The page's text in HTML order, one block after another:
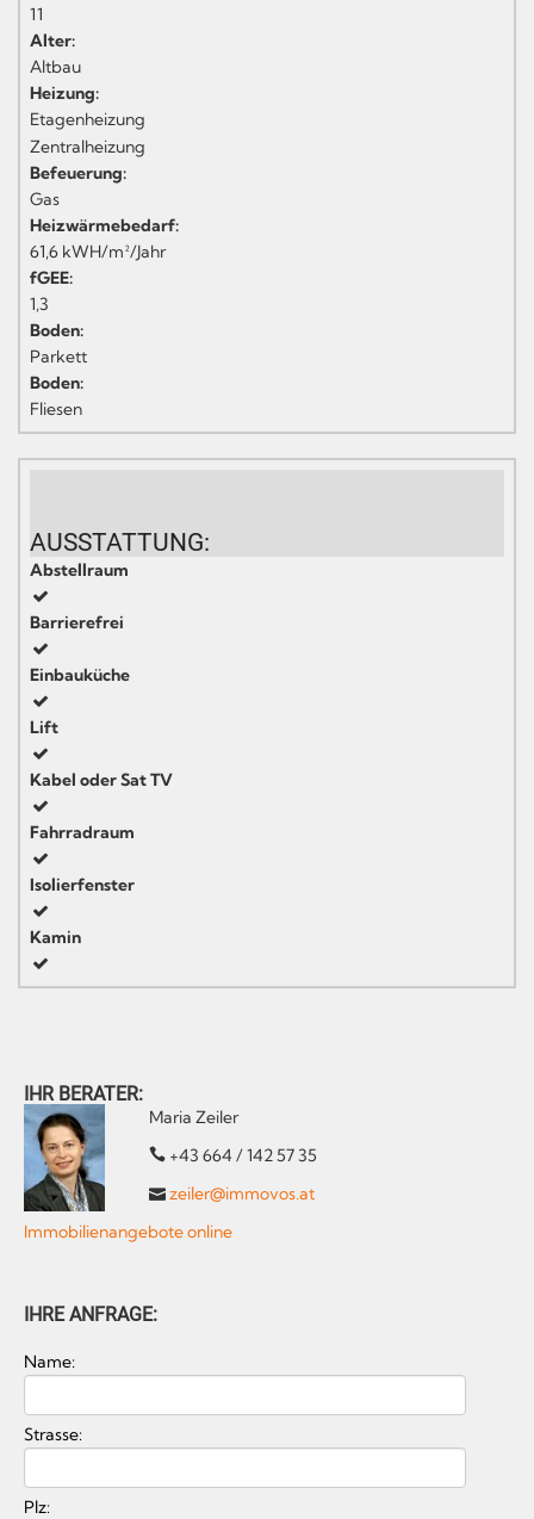
11
Alter:
Altbau
Heizung:
Etagenheizung
Zentralheizung
Befeuerung:
Gas
Heizwärmebedarf:
61,6 kWH/m²/Jahr
fGEE:
1,3
Boden:
Parkett
Boden:
Fliesen
AUSSTATTUNG:
Abstellraum
Barrierefrei
Einbauküche
Lift
Kabel oder Sat TV
Fahrradraum
Isolierfenster
Kamin
IHR BERATER:
Maria Zeiler
+43 664 / 142 57 35
zeiler@immovos.at
Immobilienangebote online
IHRE ANFRAGE:
Name:
Strasse:
Plz: